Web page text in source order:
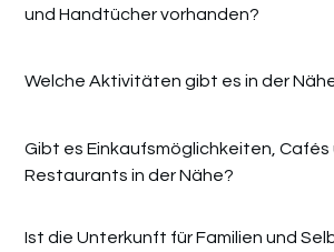
und Handtücher vorhanden?
Welche Aktivitäten gibt es in der
Gibt es Einkaufsmöglichkeiten, Cafés
Restaurants in der Nähe?
Ist die Unterkunft für Familien und